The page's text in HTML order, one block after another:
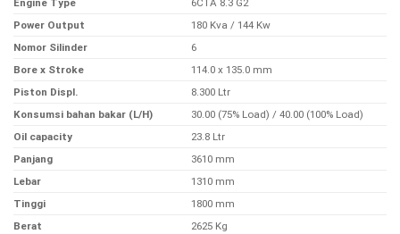
Engine Type
6CTA 8.3 G2
Power Output
180 Kva / 144 Kw
Nomor Silinder
6
Bore x Stroke
114.0 x 135.0 mm
Piston Displ.
8.300 Ltr
Konsumsi bahan bakar (L/H)
30.00 (75% Load) / 40.00 (100% Load)
Oil capacity
23.8 Ltr
Panjang
3610 mm
Lebar
1310 mm
Tinggi
1800 mm
Berat
2625 Kg